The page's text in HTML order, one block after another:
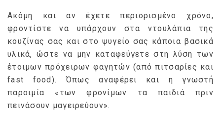
Ακόμη και αν έχετε περιορισμένο χρόνο,
φροντίστε να υπάρχουν στα ντουλάπια της
κουζίνας σας και στο ψυγείο σας κάποια βασικά
υλικά, ώστε να μην καταφεύγετε στη λύση των
έτοιμων πρόχειρων φαγητών (από πιτσαρίες και
fast food). Όπως αναφέρει και η γνωστή
παροιμία «των φρονίμων τα παιδιά πριν
πεινάσουν μαγειρεύουν».